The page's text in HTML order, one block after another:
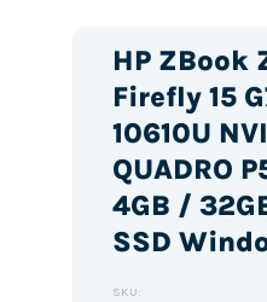
HP ZBook
Firefly 15
10610U
QUADRO
4GB /
SSD
SKU: